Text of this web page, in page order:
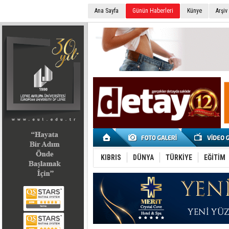
Ana Sayfa Günün Haberleri Künye Arşiv
KIBRIS DÜNYA TÜRKİYE EĞİTİM